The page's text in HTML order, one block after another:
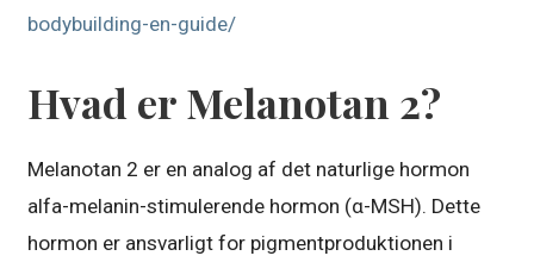
bodybuilding-en-guide/
Hvad er Melanotan 2?
Melanotan 2 er en analog af det naturlige hormon
alfa-melanin-stimulerende hormon (α-MSH). Dette
hormon er ansvarligt for pigmentproduktionen i